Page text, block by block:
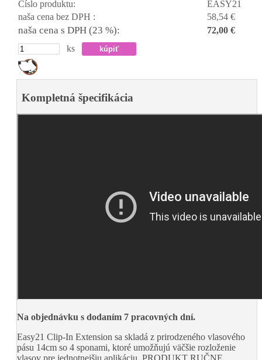
Číslo produktu:
EASY21
naša cena bez DPH :
58,54 €
naša cena s DPH (23 %):
72,00 €
ks
Kompletná špecifikácia
Na objednávku s dodaním 7 pracovných dní.
Easy21 Clip-In Extension sa skladá z prirodzeného vlasového
pásu 14cm so 4 sponami, ktoré umožňujú väčšie rozloženie
vlasov pre jednotnejšiu aplikáciu. PRODUKT RUČNE